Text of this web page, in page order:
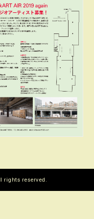
rights reserved.